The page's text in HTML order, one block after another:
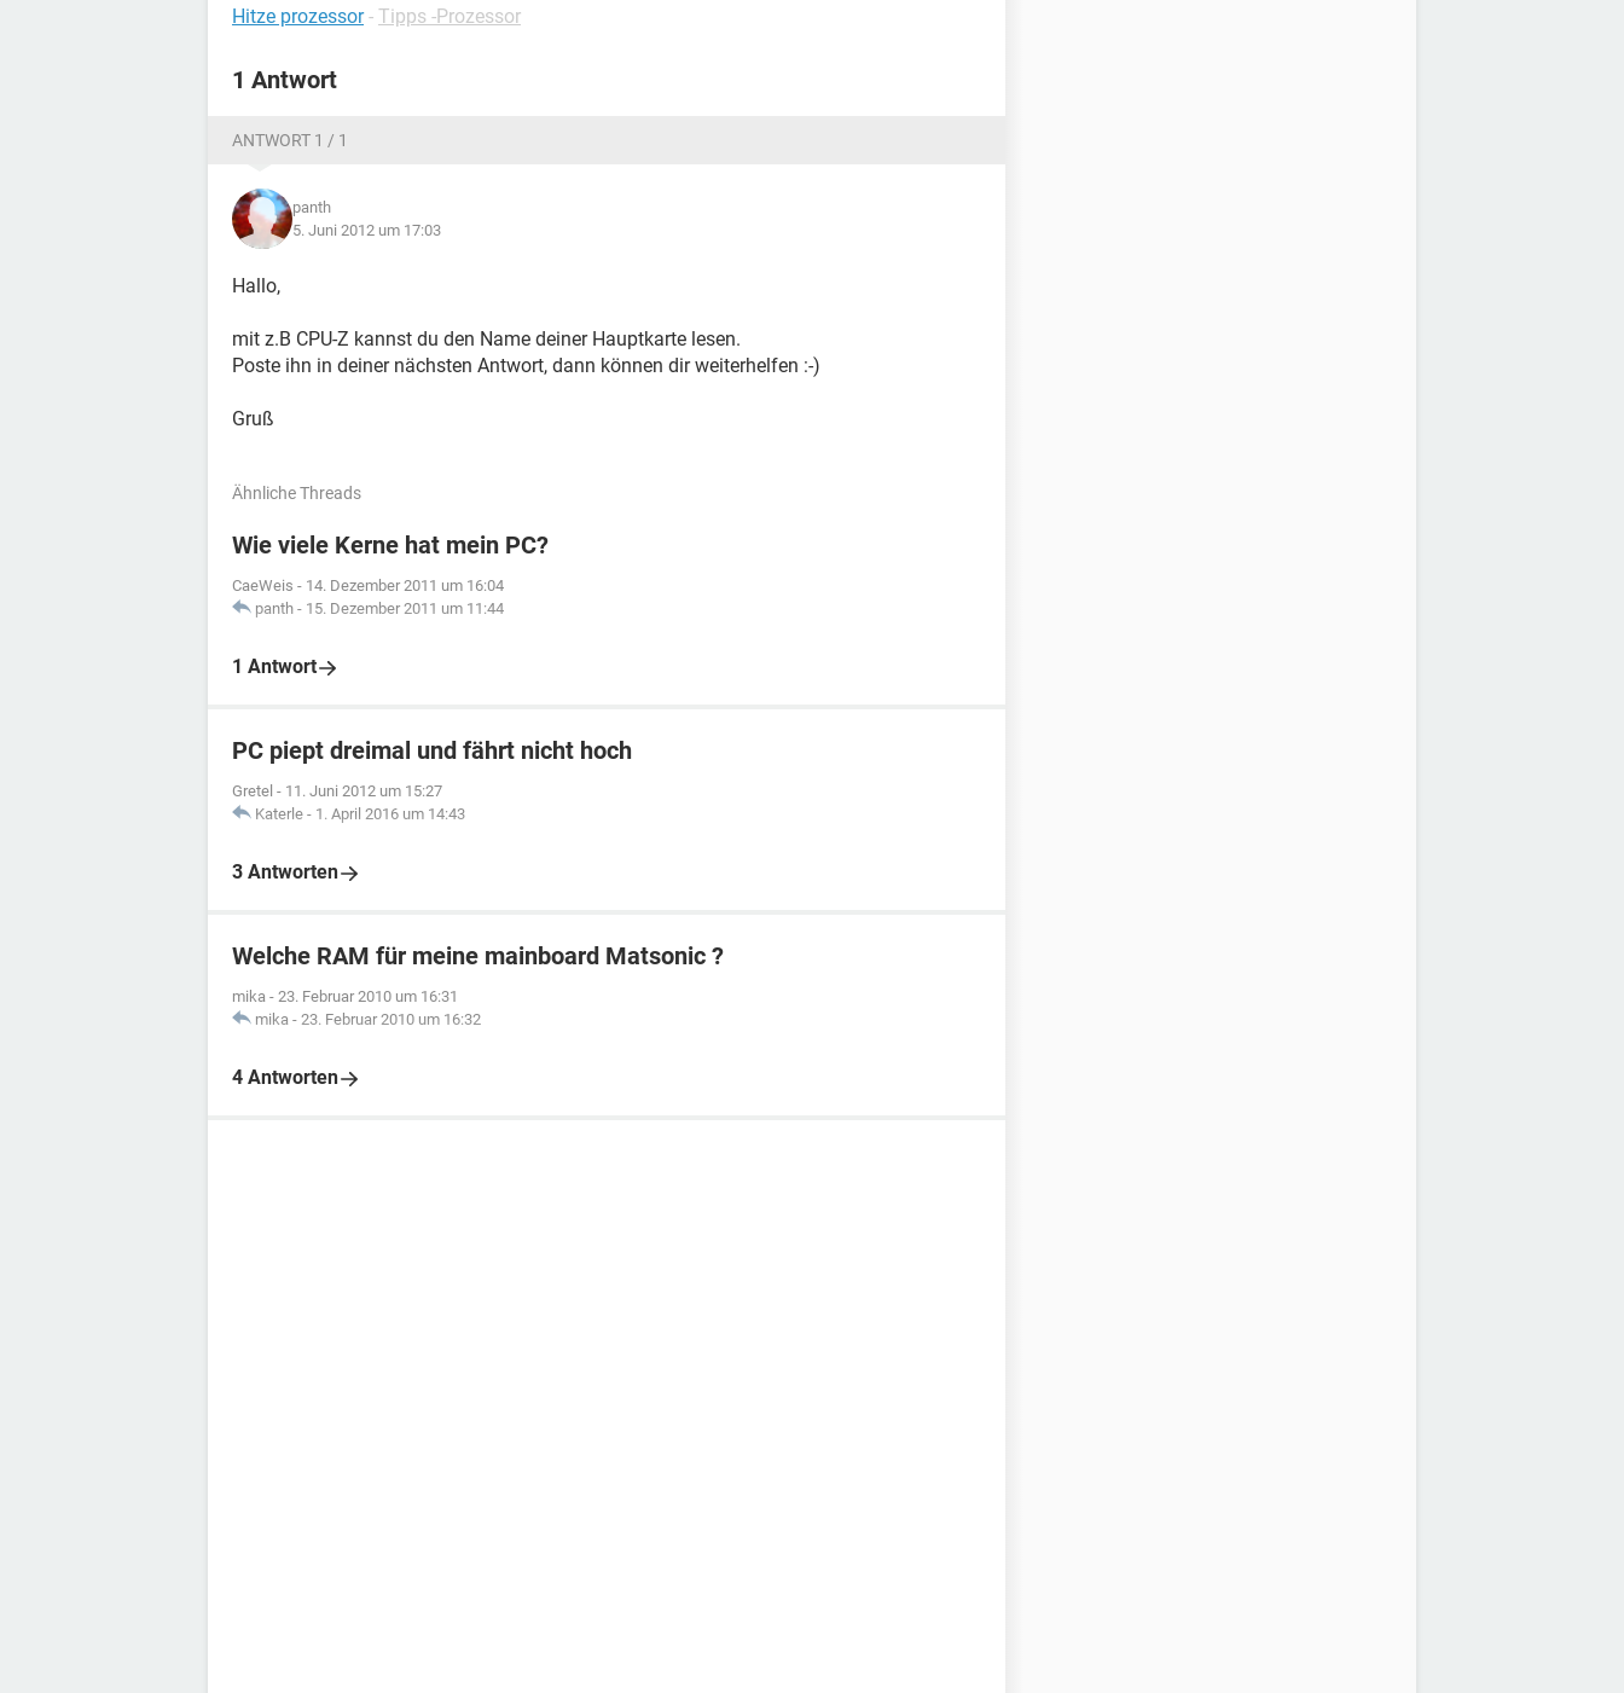
Hitze prozessor - Tipps -Prozessor
1 Antwort
ANTWORT 1 / 1
panth
5. Juni 2012 um 17:03
Hallo,
mit z.B CPU-Z kannst du den Name deiner Hauptkarte lesen.
Poste ihn in deiner nächsten Antwort, dann können dir weiterhelfen :-)
Gruß
Ähnliche Threads
Wie viele Kerne hat mein PC?
CaeWeis - 14. Dezember 2011 um 16:04
panth - 15. Dezember 2011 um 11:44
1 Antwort
PC piept dreimal und fährt nicht hoch
Gretel - 11. Juni 2012 um 15:27
Katerle - 1. April 2016 um 14:43
3 Antworten
Welche RAM für meine mainboard Matsonic ?
mika - 23. Februar 2010 um 16:31
mika - 23. Februar 2010 um 16:32
4 Antworten